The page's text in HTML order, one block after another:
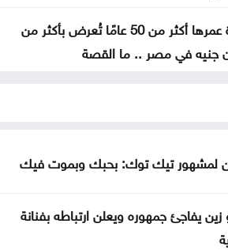
سيارة عمرها أكثر من 50 عامًا تُعرض بأكثر من
جنيه في مصر .. ما القصة
لمشهور تيك توك: بحبك وبموت فيك
يفاجئ جمهوره ويعلن ارتباطه بفنانة